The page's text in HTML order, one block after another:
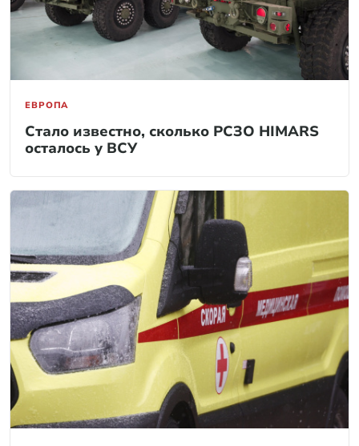
ЕВРОПА
Стало известно, сколько РСЗО HIMARS
осталось у ВСУ